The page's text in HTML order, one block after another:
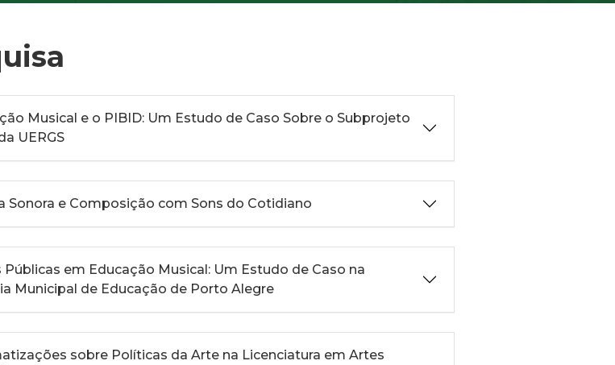
Musical e o PIBID: Um Estudo de Caso Sobre o Subprojeto
UERGS
Sonora e Composição com Sons do Cotidiano
Públicas em Educação Musical: Um Estudo de Caso na
Municipal de Educação de Porto Alegre
sobre Políticas da Arte na Licenciatura em Artes